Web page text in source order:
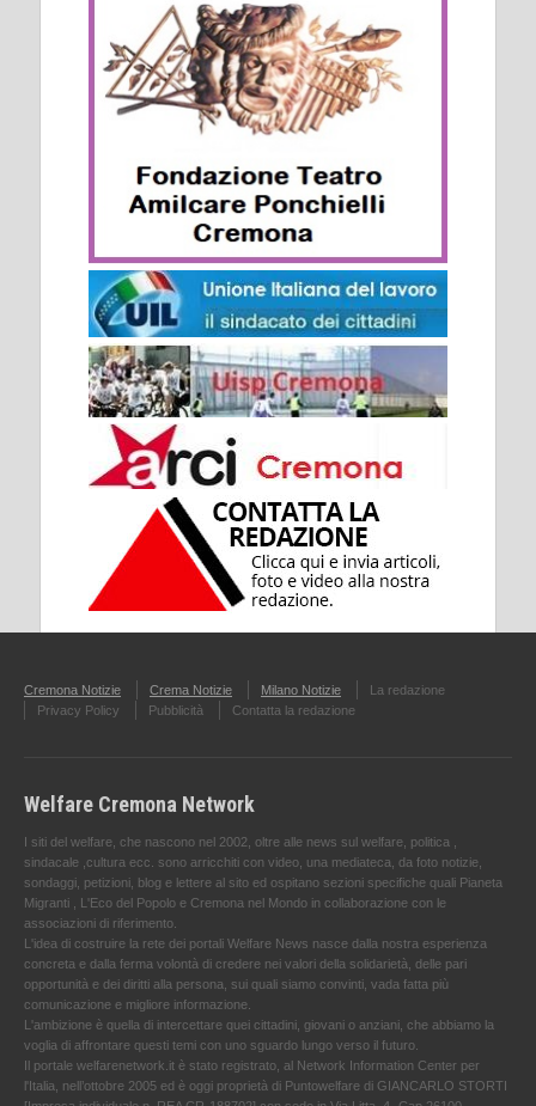
Cremona Notizie Crema Notizie Milano Notizie
La redazione
Privacy Policy
Pubblicità Contatta la redazione
Welfare Cremona Network
I siti del welfare, che nascono nel 2002, oltre alle news sul welfare, politica ,
sindacale ,cultura ecc. sono arricchiti con video, una mediateca, da foto notizie,
sondaggi, petizioni, blog e lettere al sito ed ospitano sezioni specifiche quali Pianeta
Migranti , L'Eco del Popolo e Cremona nel Mondo in collaborazione con le
associazioni di riferimento.
L'idea di costruire la rete dei portali Welfare News nasce dalla nostra esperienza
concreta e dalla ferma volontà di credere nei valori della solidarietà, delle pari
opportunità e dei diritti alla persona, sui quali siamo convinti, vada fatta più
comunicazione e migliore informazione.
L'ambizione è quella di intercettare quei cittadini, giovani o anziani, che abbiamo la
voglia di affrontare questi temi con uno sguardo lungo verso il futuro.
Il portale welfarenetwork.it è stato registrato, al Network Information Center per
l'Italia, nell’ottobre 2005 ed è oggi proprietà di Puntowelfare di GIANCARLO STORTI